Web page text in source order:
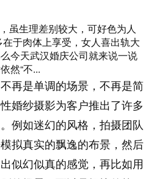
虽生理差别较大，可好色为人
于肉体上享受，女人喜出轨大
今天武汉婚庆公司就来说一说
然“不...
再是单调的场景，不再是简
婚纱摄影为客户推出了许多
例如迷幻的风格，拍摄团队
拟真实的飘逸的布景，然后
似幻似真的感觉，再比如用